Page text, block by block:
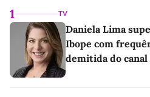
1 TV
Daniela Lima
Ibope com
demitida do canal